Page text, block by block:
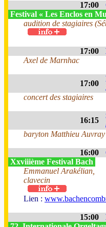
17:00
Festival « Les Enclos en
audition de stagiaires
17:00
Axel de Marnhac
17:00
concert des stagiaires
16:15
baryton Matthieu
16:00
Xxviiième Festival Bach
Emmanuel Arakélian,
clavecin
Lien :
15:00